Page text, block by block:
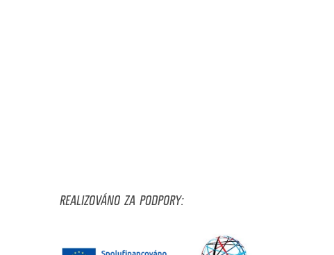
REALIZOVÁNO ZA PODPORY: